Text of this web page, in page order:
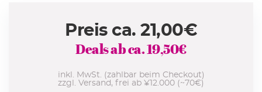
Preis ca. 21,00€
Deals ab ca.19,50€
inkl. MwSt. (zahlbar beim Checkout)
zzgl. Versand, frei ab ¥12.000 (~70€)